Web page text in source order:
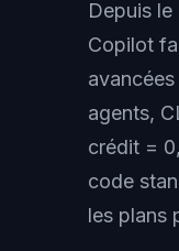
Depuis le
Copilot
agents,
crédit =
code
les plans